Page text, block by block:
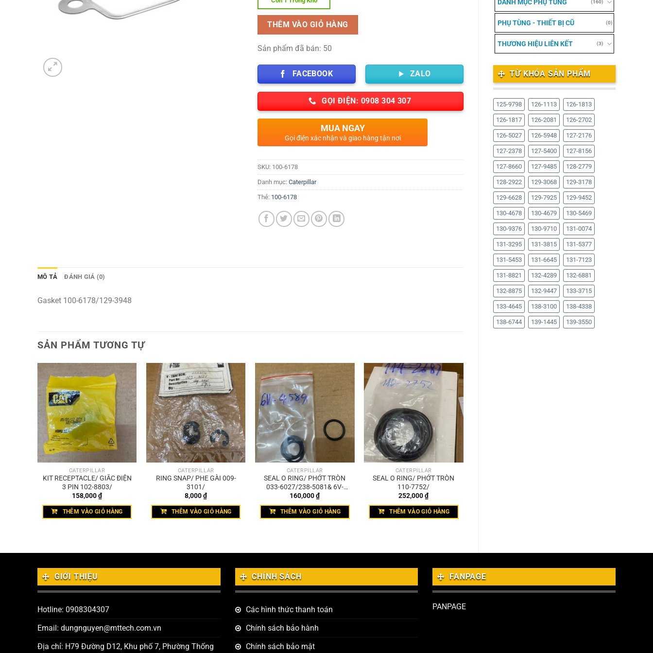
DANH MỤC PHỤ TÙNG (160)
PHỤ TÙNG - THIẾT BỊ CŨ (0)
THƯƠNG HIỆU LIÊN KẾT (3)
TỪ KHÓA SẢN PHẨM
125-9798 126-1113 126-1813
126-1817 126-2081 126-2702
126-5027 126-5948 127-2176
127-2378 127-5400 127-8156
127-8660 127-9485 128-2779
128-2922 129-3068 129-3178
129-6628 129-7925 129-9452
130-4678 130-4679 130-5469
130-9376 130-9710 131-0074
131-3295 131-3815 131-5377
131-5453 131-6645 131-7123
131-8821 132-4289 132-6881
132-8875 132-9447 133-3715
133-4645 138-3100 138-4338
138-6744 139-1445 139-3550
THÊM VÀO GIỎ HÀNG
Sản phẩm đã bán: 50
FACEBOOK ZALO
GỌI ĐIỆN: 0908 304 307
MUA NGAY
Gọi điện xác nhận và giao hàng tận nơi
SKU: 100-6178
Danh mục:Caterpillar
Thẻ: 100-6178
MÔ TẢ ĐÁNH GIÁ (0)
Gasket 100-6178/129-3948
SẢN PHẨM TƯƠNG TỰ
CATERPILLAR
KIT RECEPTACLE/ GIẮC ĐIỆN
3 PIN 102-8803/
158,000₫
THÊM VÀO GIỎ HÀNG
CATERPILLAR
RING SNAP/ PHE GÀI 009-
3101/
8,000₫
THÊM VÀO GIỎ HÀNG
CATERPILLAR
SEAL O RING/ PHỚT TRÒN
033-6027/238-5081& 6V-
4589
160,000₫
THÊM VÀO GIỎ HÀNG
CATERPILLAR
SEAL O RING/ PHỚT TRÒN
110-7752/
252,000₫
THÊM VÀO GIỎ HÀNG
GIỚI THIỆU
Hotline: 0908304307
Email: dungnguyen@mttech.com.vn
Địa chỉ: H79 Đường D12, Khu phố 7, Phường Thống
CHÍNH SÁCH
Các hình thức thanh toán
Chính sách bảo hành
Chính sách bảo mật
FANPAGE
PANPAGE